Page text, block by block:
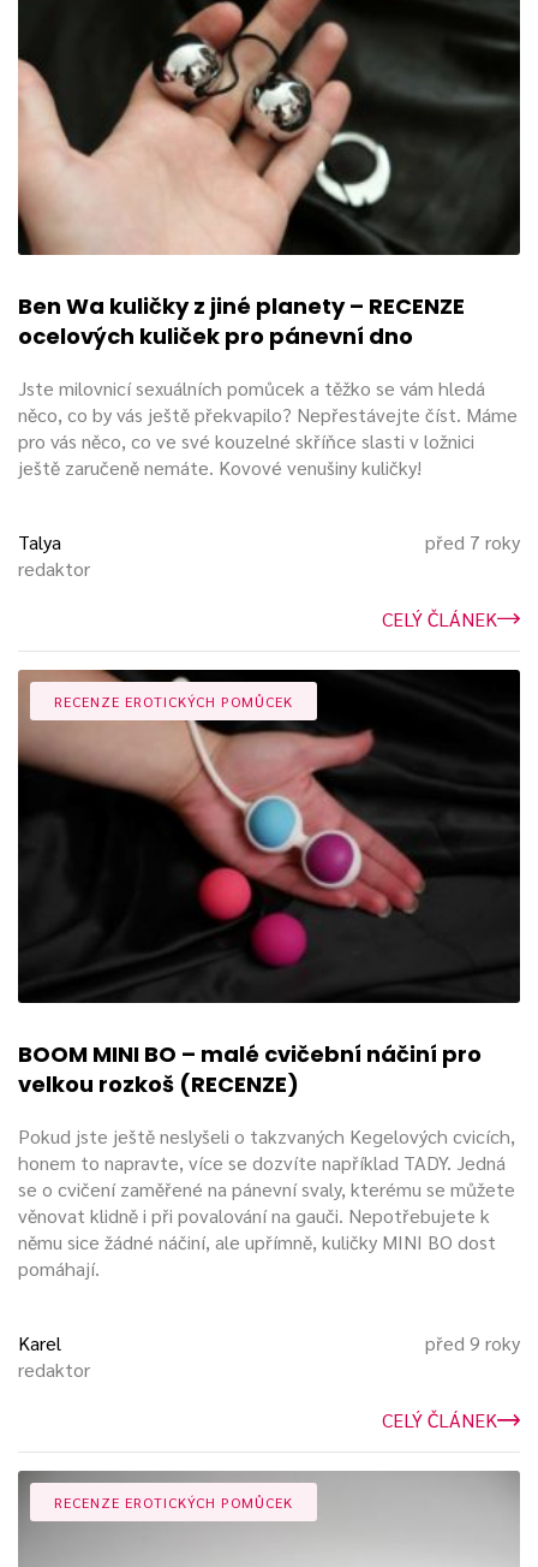
Ben Wa kuličky z jiné planety – RECENZE
ocelových kuliček pro pánevní dno
Jste milovnicí sexuálních pomůcek a těžko se vám hledá
něco, co by vás ještě překvapilo? Nepřestávejte číst. Máme
pro vás něco, co ve své kouzelné skříňce slasti v ložnici
ještě zaručeně nemáte. Kovové venušiny kuličky!
Talya
redaktor
před 7 roky
CELÝ ČLÁNEK
RECENZE EROTICKÝCH POMŮCEK
BOOM MINI BO – malé cvičební náčiní pro
velkou rozkoš (RECENZE)
Pokud jste ještě neslyšeli o takzvaných Kegelových cvicích,
honem to napravte, více se dozvíte například TADY. Jedná
se o cvičení zaměřené na pánevní svaly, kterému se můžete
věnovat klidně i při povalování na gauči. Nepotřebujete k
němu sice žádné náčiní, ale upřímně, kuličky MINI BO dost
pomáhají.
Karel
redaktor
před 9 roky
CELÝ ČLÁNEK
RECENZE EROTICKÝCH POMŮCEK